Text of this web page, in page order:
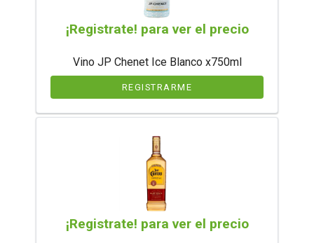
¡Registrate! para ver el precio
Vino JP Chenet Ice Blanco x750ml
REGISTRARME
¡Registrate! para ver el precio